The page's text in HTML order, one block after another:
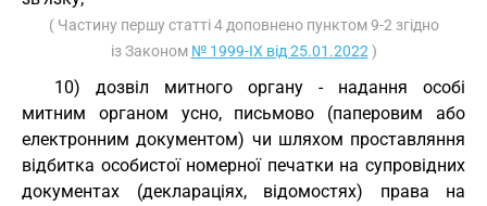
( Частину першу статті 4 доповнено пунктом 9-2 згідно
із Законом № 1999-IX від 25.01.2022 )
10) дозвіл митного органу - надання особі
митним органом усно, письмово (паперовим або
електронним документом) чи шляхом проставляння
відбитка особистої номерної печатки на супровідних
документах (деклараціях, відомостях) права на